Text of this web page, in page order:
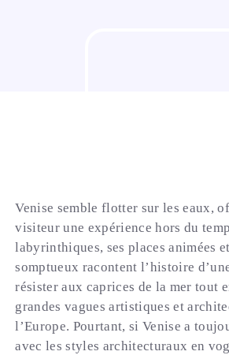
Venise semble flotter sur les eaux,
visiteur une expérience hors du
labyrinthiques, ses places animées
somptueux racontent l’histoire
résister aux caprices de la mer tout
grandes vagues artistiques et
l’Europe. Pourtant, si Venise a
avec les styles architecturaux en